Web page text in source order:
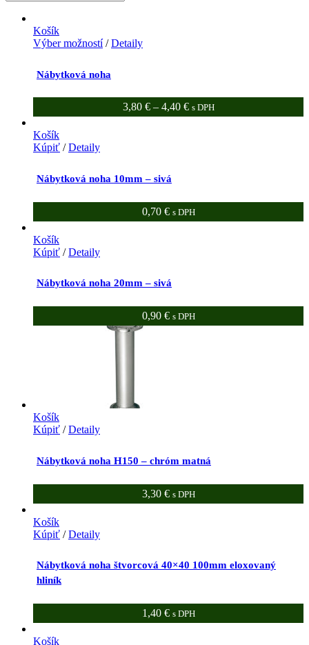
Košík
Výber možností /Detaily
Nábytková noha
3,80 €– 4,40 € s DPH
Košík
Kúpiť /Detaily
Nábytková noha 10mm – sivá
0,70 € s DPH
Košík
Kúpiť /Detaily
Nábytková noha 20mm – sivá
0,90 € s DPH
Košík
Kúpiť /Detaily
Nábytková noha H150 – chróm matná
3,30 € s DPH
Košík
Kúpiť /Detaily
Nábytková noha štvorcová 40×40 100mm eloxovaný
hliník
1,40 € s DPH
Košík